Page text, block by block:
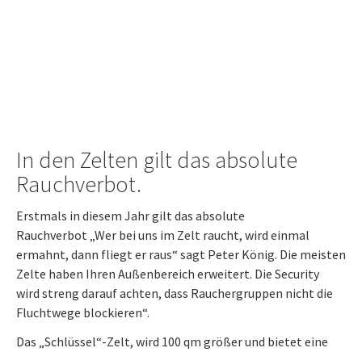
In den Zelten gilt das absolute
Rauchverbot.
Erstmals in diesem Jahr gilt das absolute
Rauchverbot „Wer bei uns im Zelt raucht, wird einmal
ermahnt, dann fliegt er raus“ sagt Peter König. Die meisten
Zelte haben Ihren Außenbereich erweitert. Die Security
wird streng darauf achten, dass Rauchergruppen nicht die
Fluchtwege blockieren“.
Das „Schlüssel“-Zelt, wird 100 qm größer und bietet eine